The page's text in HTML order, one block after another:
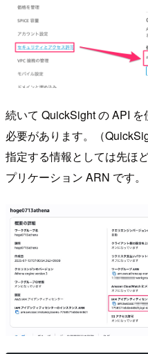
続いて QuickSight の API
必要があります。（
指定する情報としては先ほ
プリケーション ARN です。